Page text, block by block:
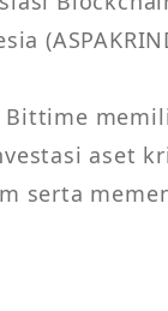
aset
serta